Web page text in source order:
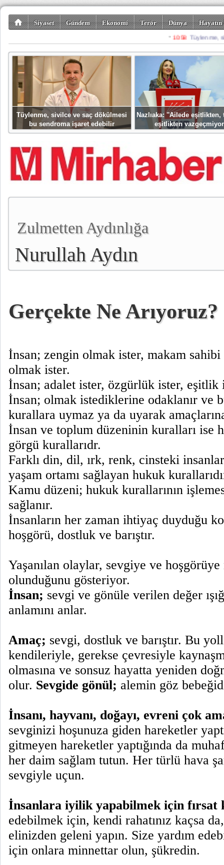
Siyaset Gündem Ekonomi Terör Dünya
Spor Misafir
Tüylenme, sivilce ve saç dökülmesi
bu sendroma işaret edebilir
Nazlıaka: ''Ailede eşitlikten,
eşitlikten
Zulmetten Aydınlığa
Nurullah Aydın
Gerçekte Ne Arıyoruz?
İnsan; zengin olmak ister, makam
olmak ister.
İnsan; adalet ister, özgürlük ister, eşitlik
İnsan; olmak istediklerine odaklanır ve
kurallara uymaz ya da uyarak
İnsan ve toplum düzeninin kuralları ise
görgü kurallarıdr.
Farklı din, dil, ırk, renk, cinsteki
yaşam ortamı sağlayan hukuk
Kamu düzeni; hukuk kurallarının
sağlanır.
İnsanların her zaman ihtiyaç duyduğu
hoşgörü, dostluk ve barıştır.
Yaşanılan olaylar, sevgiye ve
olunduğunu gösteriyor.
İnsan; sevgi ve gönüle verilen değer
anlamını anlar.
Amaç; sevgi, dostluk ve barıştır. Bu
kendileriyle, gerekse çevresiyle
olmasına ve sonsuz hayatta yeniden
olur. Sevgide gönül; alemin göz
İnsanı, hayvanı, doğayı, evreni çok
sevginizi hoşunuza giden hareketler
gitmeyen hareketler yaptığında da
her daim sağlam tutun. Her türlü hava
sevgiyle uçun.
İnsanlara iyilik yapabilmek için fırsat
edebilmek için, kendi rahatınız kaçsa
elinizden geleni yapın. Size yardım
için onlara minnettar olun, şükredin.